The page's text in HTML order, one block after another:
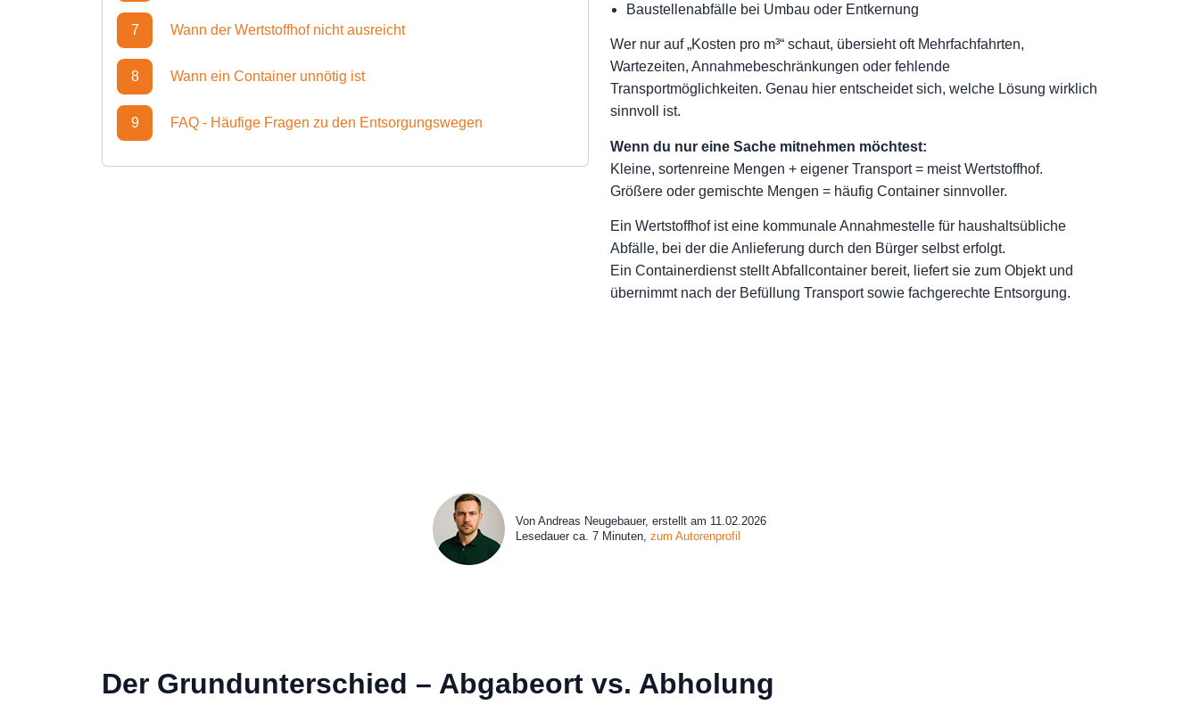
7 Wann der Wertstoffhof nicht ausreicht
8 Wann ein Container unnötig ist
9 FAQ - Häufige Fragen zu den Entsorgungswegen
Baustellenabfälle bei Umbau oder Entkernung
Wer nur auf „Kosten pro m³“ schaut, übersieht oft Mehrfachfahrten,
Wartezeiten, Annahmebeschränkungen oder fehlende
Transportmöglichkeiten. Genau hier entscheidet sich, welche Lösung wirklich
sinnvoll ist.
Wenn du nur eine Sache mitnehmen möchtest:
Kleine, sortenreine Mengen + eigener Transport = meist Wertstoffhof.
Größere oder gemischte Mengen = häufig Container sinnvoller.
Ein Wertstoffhof ist eine kommunale Annahmestelle für haushaltsübliche
Abfälle, bei der die Anlieferung durch den Bürger selbst erfolgt.
Ein Containerdienst stellt Abfallcontainer bereit, liefert sie zum Objekt und
übernimmt nach der Befüllung Transport sowie fachgerechte Entsorgung.
Von Andreas Neugebauer, erstellt am 11.02.2026
Lesedauer ca. 7 Minuten, zum Autorenprofil
Der Grundunterschied – Abgabeort vs. Abholung